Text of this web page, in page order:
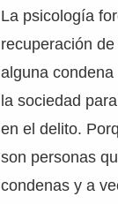
La psicología
recuperación
alguna
la sociedad
en el delito.
son personas
condenas y a